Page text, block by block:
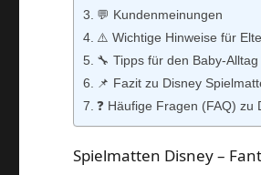
💬 Kundenmeinungen
⚠️ Wichtige Hinweise für
🔧 Tipps für den Baby‑Alltag
📌 Fazit zu Disney
❓ Häufige Fragen (FAQ) zu
Spielmatten Disney –